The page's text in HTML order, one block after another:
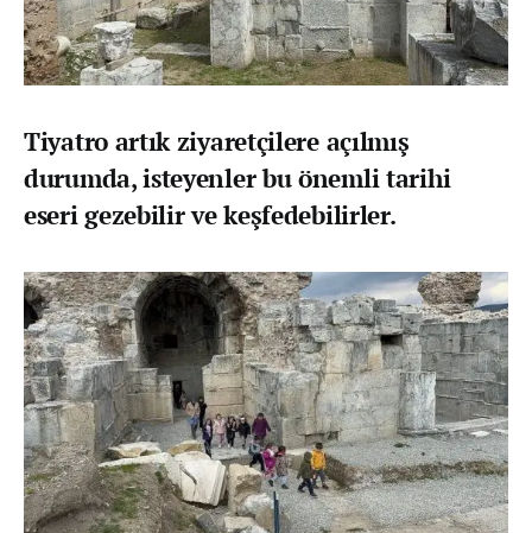
Tiyatro artık ziyaretçilere açılmış
durumda, isteyenler bu önemli tarihi
eseri gezebilir ve keşfedebilirler.